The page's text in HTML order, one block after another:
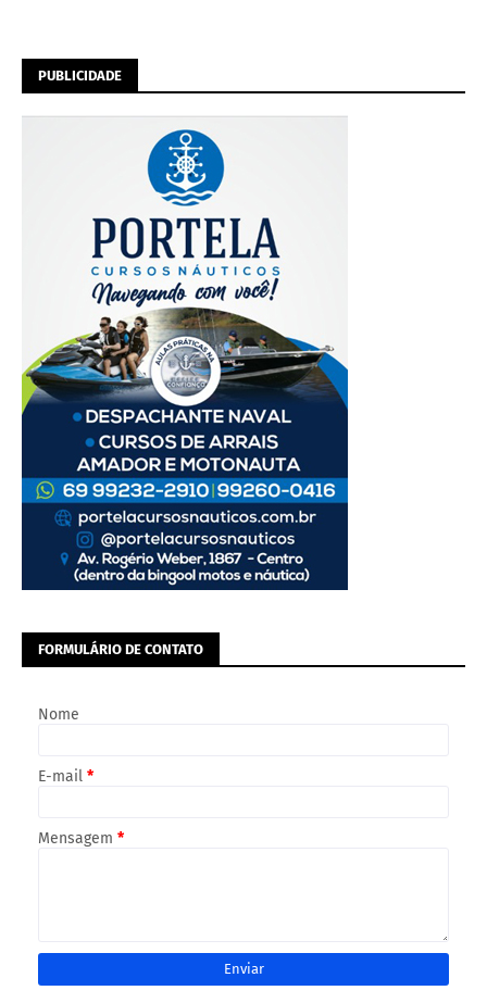
PUBLICIDADE
FORMULÁRIO DE CONTATO
Nome
E-mail *
Mensagem *